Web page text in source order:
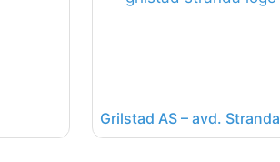
Grilstad AS – avd. Stranda